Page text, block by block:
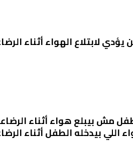
الهواء أثناء
مش بيبلع هواء أثناء
اللي بيدخله الطفل أثناء